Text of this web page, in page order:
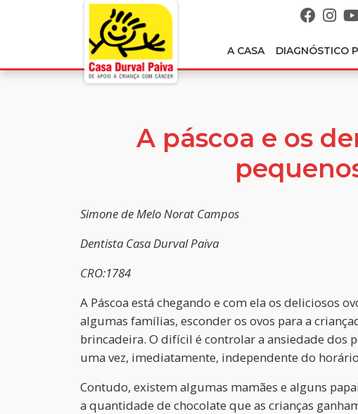
A CASA DIAGNÓSTICO
A páscoa e os
Simone de Melo Norat Campos
Dentista Casa Durval Paiva
CRO:1784
A Páscoa está chegando e com ela os deliciosos
algumas famílias, esconder os ovos para a
brincadeira. O difícil é controlar a ansiedade dos
uma vez, imediatamente, independente do
Contudo, existem algumas mamães e alguns
a quantidade de chocolate que as crianças